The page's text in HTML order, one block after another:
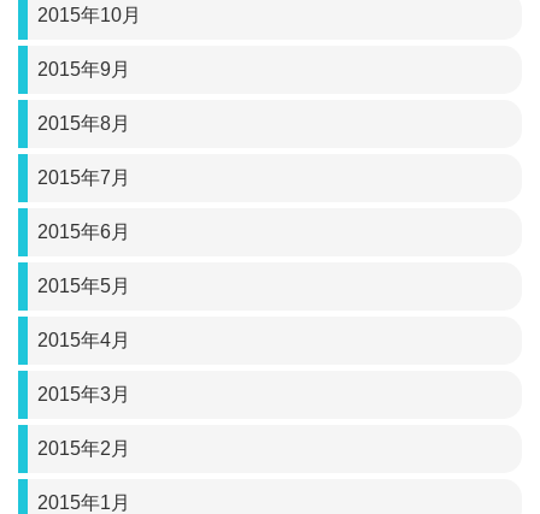
2015年10月
2015年9月
2015年8月
2015年7月
2015年6月
2015年5月
2015年4月
2015年3月
2015年2月
2015年1月